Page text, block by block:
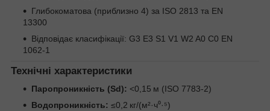
Глибокоматова (приблизно 4) за ISO 2813 та EN
13300
Відповідає класифікації: G3 E3 S1 V1 W2 A0 C0 EN
1062-1
Технічні характеристики
Паропроникність (Sd): <0,15 м (ISO 7783-2)
Водопроникність: ≤0,2 кг/(м²·ч⁰·⁵)